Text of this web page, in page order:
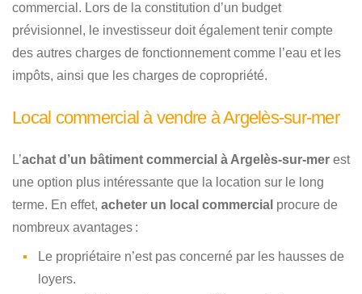
commercial. Lors de la constitution d’un budget
prévisionnel, le investisseur doit également tenir compte
des autres charges de fonctionnement comme l’eau et les
impôts, ainsi que les charges de copropriété.
Local commercial à vendre à Argelès-sur-mer
L’achat d’un bâtiment commercial à Argelès-sur-mer est
une option plus intéressante que la location sur le long
terme. En effet, acheter un local commercial procure de
nombreux avantages :
Le propriétaire n’est pas concerné par les hausses de
loyers.